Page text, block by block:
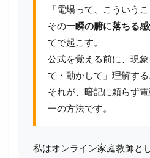
「電場って、こういうこ
その一瞬の腑に落ちる
てで起こす。
公式を覚える前に、現
て・動かして」理解する
それが、暗記に頼らず
一の方法です。
私はオンライン家庭教師と